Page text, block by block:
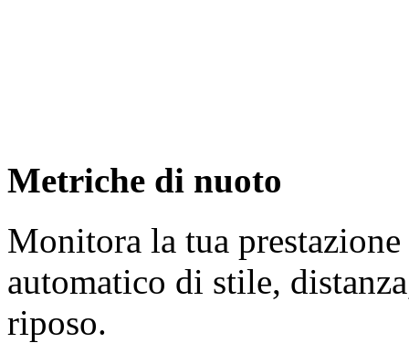
Metriche di nuoto
Monitora la tua
automatico di stile,
riposo.